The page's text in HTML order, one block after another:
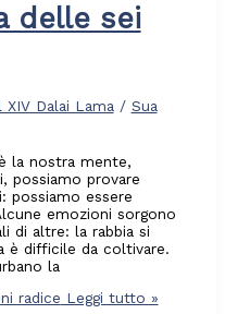
delle sei
Dalai Lama / Sua
la nostra mente,
possiamo provare
possiamo essere
emozioni sorgono
di altre: la rabbia si
è difficile da coltivare.
la
radice Leggi tutto »